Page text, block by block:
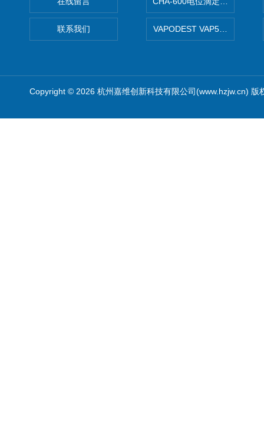
联系我们 VAPODEST VAP500全自
Copyright © 2026 杭州嘉维创新科技有限公司(www.hzjw.cn) 版